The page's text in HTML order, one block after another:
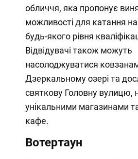
обличчя, яка пропонує
можливості для катання
будь-якого рівня
Відвідувачі також можуть
насолоджуватися
Дзеркальному озері та
святкову Головну вулицю,
унікальними магазинами
кафе.
Вотертаун